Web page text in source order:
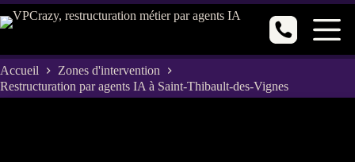
Passer
au
Accueil
Zones d'intervention
Restructuration par agents IA à Saint-Thibault-des-Vignes